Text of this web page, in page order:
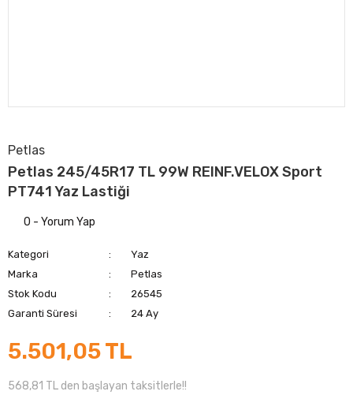
Petlas
Petlas 245/45R17 TL 99W REINF.VELOX Sport
PT741 Yaz Lastiği
0 - Yorum Yap
Kategori
Yaz
Marka
Petlas
Stok Kodu
26545
Garanti Süresi
24 Ay
5.501,05 TL
568,81 TL den başlayan taksitlerle!!